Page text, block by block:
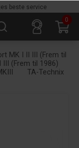
beste service
0
MK I II III (Frem til
III (Frem til 1986)
TA-Technix